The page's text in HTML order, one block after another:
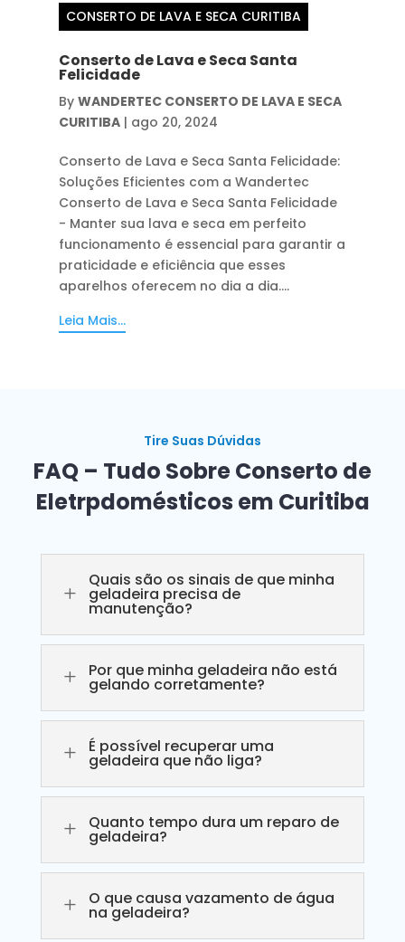
CONSERTO DE LAVA E SECA CURITIBA
Conserto de Lava e Seca Santa
Felicidade
By WANDERTEC CONSERTO DE LAVA E SECA
CURITIBA| ago 20, 2024
Conserto de Lava e Seca Santa Felicidade:
Soluções Eficientes com a Wandertec
Conserto de Lava e Seca Santa Felicidade
- Manter sua lava e seca em perfeito
funcionamento é essencial para garantir a
praticidade e eficiência que esses
aparelhos oferecem no dia a dia....
Leia Mais...
Tire Suas Dúvidas
FAQ – Tudo Sobre Conserto de
Eletrpdomésticos em Curitiba
L
Quais são os sinais de que minha
geladeira precisa de
manutenção?
L Por que minha geladeira não está
gelando corretamente?
L É possível recuperar uma
geladeira que não liga?
L Quanto tempo dura um reparo de
geladeira?
L O que causa vazamento de água
na geladeira?